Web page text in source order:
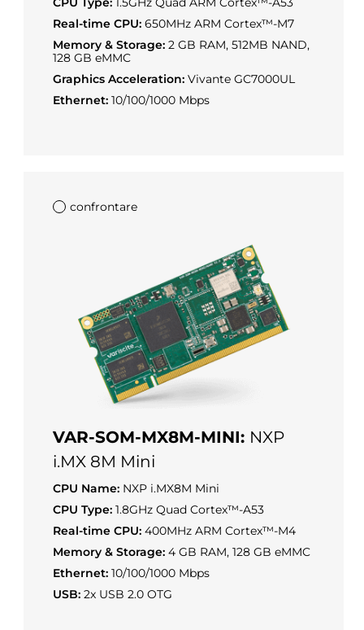
Real-time CPU: 650MHz ARM Cortex™-M7
Memory & Storage: 2 GB RAM, 512MB NAND,
128 GB eMMC
Graphics Acceleration: Vivante GC7000UL
Ethernet: 10/100/1000 Mbps
confrontare
VAR-SOM-MX8M-MINI: NXP
i.MX 8M Mini
CPU Name: NXP i.MX8M Mini
CPU Type: 1.8GHz Quad Cortex™-A53
Real-time CPU: 400MHz ARM Cortex™-M4
Memory & Storage: 4 GB RAM, 128 GB eMMC
Ethernet: 10/100/1000 Mbps
USB: 2x USB 2.0 OTG